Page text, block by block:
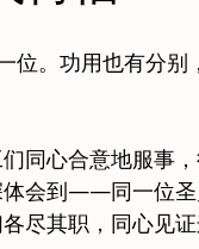
位。功用也有分别
同心合意地服事
体会到——同一位
尽其职，同心见